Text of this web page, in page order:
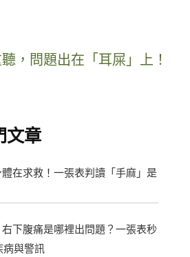
，問題出在「耳屎」上！
文章
在求救！一張表判讀「手麻」是
下腹痛是哪裡出問題？一張表秒
病與警訊